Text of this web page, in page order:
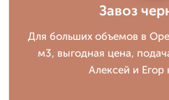
Завоз
Для больших объемов в
м3, выгодная цена,
Алексей и Егор